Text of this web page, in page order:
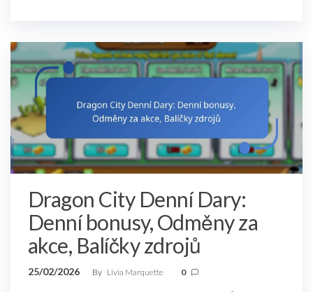
Dragon City Denní Dary:
Denní bonusy, Odměny za
akce, Balíčky zdrojů
25/02/2026 By Livia Marquette 0